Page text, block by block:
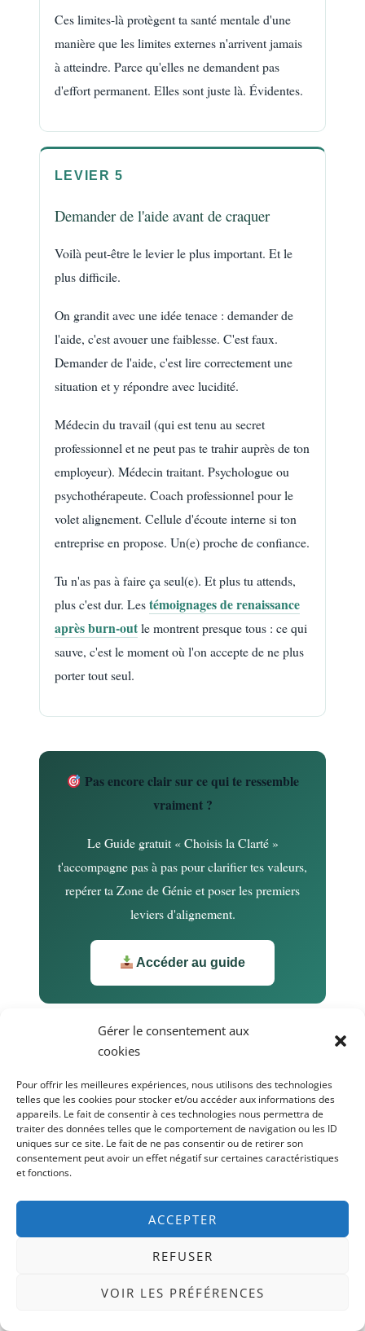
Gérer le consentement aux
cookies
Pour offrir les meilleures expériences, nous utilisons des technologies
telles que les cookies pour stocker et/ou accéder aux informations des
appareils. Le fait de consentir à ces technologies nous permettra de
traiter des données telles que le comportement de navigation ou les ID
uniques sur ce site. Le fait de ne pas consentir ou de retirer son
consentement peut avoir un effet négatif sur certaines caractéristiques
et fonctions.
ACCEPTER
REFUSER
VOIR LES PRÉFÉRENCES
Ces limites-là protègent ta santé mentale d'une
manière que les limites externes n'arrivent jamais
à atteindre. Parce qu'elles ne demandent pas
d'effort permanent. Elles sont juste là. Évidentes.
LEVIER 5
Demander de l'aide avant de craquer
Voilà peut-être le levier le plus important. Et le
plus difficile.
On grandit avec une idée tenace : demander de
l'aide, c'est avouer une faiblesse. C'est faux.
Demander de l'aide, c'est lire correctement une
situation et y répondre avec lucidité.
Médecin du travail (qui est tenu au secret
professionnel et ne peut pas te trahir auprès de ton
employeur). Médecin traitant. Psychologue ou
psychothérapeute. Coach professionnel pour le
volet alignement. Cellule d'écoute interne si ton
entreprise en propose. Un(e) proche de confiance.
Tu n'as pas à faire ça seul(e). Et plus tu attends,
plus c'est dur. Lestémoignages de renaissance
après burn-outle montrent presque tous : ce qui
sauve, c'est le moment où l'on accepte de ne plus
porter tout seul.
Pas encore clair sur ce qui te ressemble
vraiment ?
Le Guide gratuit « Choisis la Clarté »
t'accompagne pas à pas pour clarifier tes valeurs,
repérer ta Zone de Génie et poser les premiers
leviers d'alignement.
Accéder au guide
Quand l'alignement seul ne suffit plus :
reconnaître la limite
Je veux être honnête avec toi.
L'alignement professionnel est un levier puissant. Mais
ce n'est pas un remède universel. Et il y a des situations
où il faut savoir reconnaître qu'on est arrivé(e) au bout
de ce qu'on peut faire seul(e).